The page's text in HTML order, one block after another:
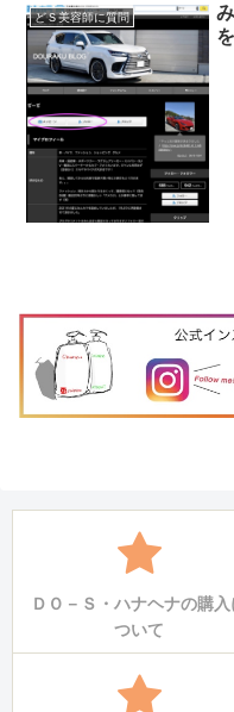
どＳ美容師に質問
ＤＯ－Ｓ・ハナヘナの購入
ついて